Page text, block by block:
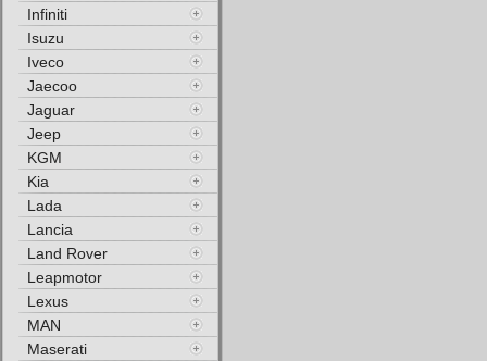
Infiniti
Isuzu
Iveco
Jaecoo
Jaguar
Jeep
KGM
Kia
Lada
Lancia
Land Rover
Leapmotor
Lexus
MAN
Maserati